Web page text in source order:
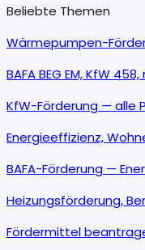
Beliebte Themen
Wärmepumpen-
BAFA BEG EM, KfW
KfW-Förderung — alle
Energieeffizienz,
BAFA-Förderung —
Heizungsförderung,
Fördermittel